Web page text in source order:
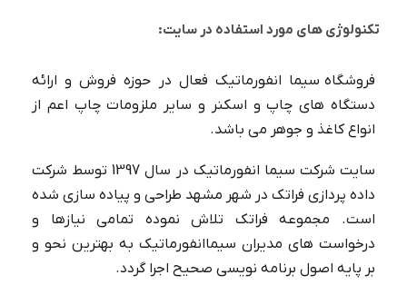
تکنولوژی های مورد استفاده در سایت:
فروشگاه سیما انفورماتیک فعال در حوزه فروش و ارائه
دستگاه های چاپ و اسکنر و سایر ملزومات چاپ اعم از
انواع کاغذ و جوهر می باشد.
سایت شرکت سیما انفورماتیک در سال 1397 توسط شرکت
داده پردازی فراتک در شهر مشهد طراحی و پیاده سازی شده
است. مجموعه فراتک تلاش نموده تمامی نیازها و
درخواست های مدیران سیماانفورماتیک به بهترین نحو و
بر پایه اصول برنامه نویسی صحیح اجرا گردد.